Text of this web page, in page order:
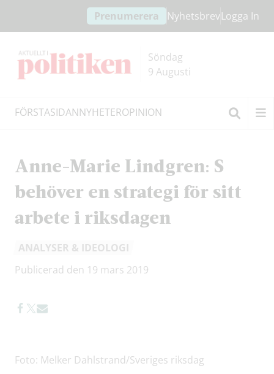
innehållet
headern
Prenumerera NyhetsbrevLogga In
Söndag
9 Augusti
FÖRSTASIDANNYHETEROPINION
Anne-Marie Lindgren: S
behöver en strategi för sitt
arbete i riksdagen
ANALYSER & IDEOLOGI
Publicerad den 19 mars 2019
Foto: Melker Dahlstrand/Sveriges riksdag